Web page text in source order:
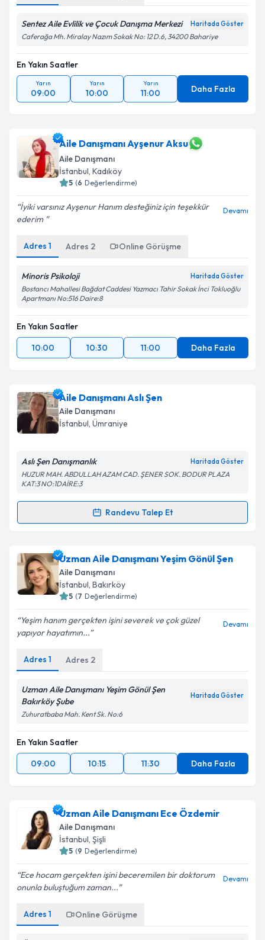
Sentez Aile Evlilik ve Çocuk Danışma Merkezi Haritada Göster
Caferağa Mh. Miralay Nazım Sokak No: 12 D.6, 34200 Bahariye
En Yakın Saatler
Yarın
09:00
Yarın
10:00
Yarın
11:00 Daha Fazla
Aile Danışmanı Ayşenur Aksu
Aile Danışmanı
İstanbul, Kadıköy
5 (6 Değerlendirme)
İyiki varsınız Ayşenur Hanım desteğiniz için teşekkür
ederim ️
Devamı
Adres 1 Adres 2 Online Görüşme
Minoris Psikoloji Haritada Göster
Bostancı Mahallesi Bağdat Caddesi Yazmacı Tahir Sokak İnci Tokluoğlu
Apartmanı No:516 Daire:8
En Yakın Saatler
10:00
10:30 11:00 Daha Fazla
Aile Danışmanı Aslı Şen
Aile Danışmanı
İstanbul, Ümraniye
Aslı Şen Danışmanlık Haritada Göster
HUZUR MAH. ABDULLAH AZAM CAD. ŞENER SOK. BODUR PLAZA
KAT:3 NO:1DAİRE:3
Randevu Talep Et
Randevu Takvimi Talebi
Aile Danışmanı Aslı Şeniçin randevu takvimi talebi
oluşturun. Size bu uzmandan randevu almanız için bir
takvim hazırlandığında e-posta ile bilgilendireceğiz.
Kişisel verilerimin işlenmesine ilişkin
Metni'ni okudum ve kişisel verilerimin belirtilen
kapsamda işlenmesini kabul ediyorum.
Uzman Aile Danışmanı Yeşim Gönül Şen
Aile Danışmanı
İstanbul, Bakırköy
5 (7 Değerlendirme)
Yeşim hanım gerçekten işini severek ve çok güzel
yapıyor hayatımın...
Devamı
Adres 1 Adres 2
Uzman Aile Danışmanı Yeşim Gönül Şen
Bakırköy Şube
Haritada Göster
Zuhuratbaba Mah. Kent Sk. No:6
En Yakın Saatler
09:00
10:15 11:30 Daha Fazla
Uzman Aile Danışmanı Ece Özdemir
Aile Danışmanı
İstanbul, Şişli
5 (9 Değerlendirme)
Ece hocam gerçekten işini beceremilen bir doktorum
onunla buluştuğum zaman...
Devamı
Adres 1 Online Görüşme